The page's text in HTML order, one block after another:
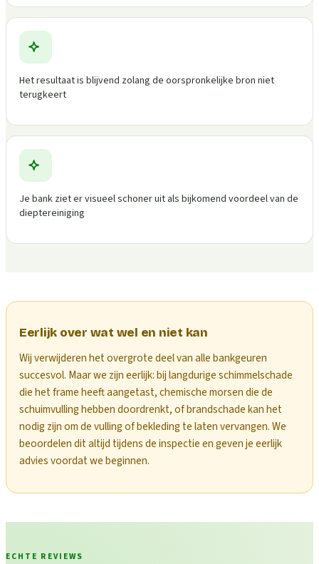
Het resultaat is blijvend zolang de oorspronkelijke bron niet
terugkeert
Je bank ziet er visueel schoner uit als bijkomend voordeel van de
dieptereiniging
Eerlijk over wat wel en niet kan
Wij verwijderen het overgrote deel van alle bankgeuren
succesvol. Maar we zijn eerlijk: bij langdurige schimmelschade
die het frame heeft aangetast, chemische morsen die de
schuimvulling hebben doordrenkt, of brandschade kan het
nodig zijn om de vulling of bekleding te laten vervangen. We
beoordelen dit altijd tijdens de inspectie en geven je eerlijk
advies voordat we beginnen.
ECHTE REVIEWS